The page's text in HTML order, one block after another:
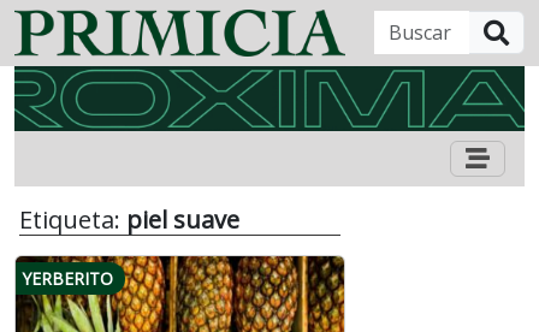
Etiqueta: piel suave
YERBERITO